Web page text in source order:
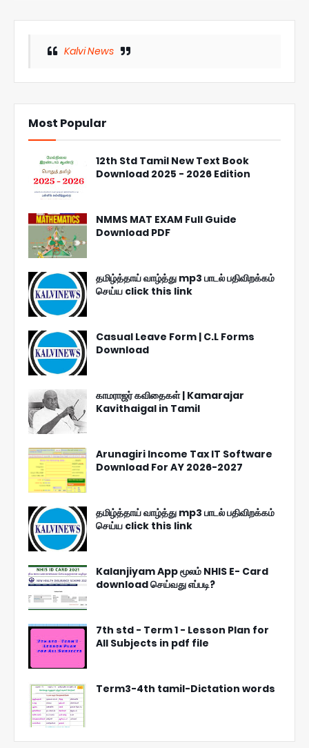
Kalvi News
Most Popular
12th Std Tamil New Text Book
Download 2025 - 2026 Edition
NMMS MAT EXAM Full Guide
Download PDF
தமிழ்த்தாய் வாழ்த்து mp3 பாடல் பதிவிறக்கம்
செய்ய click this link
Casual Leave Form | C.L Forms
Download
காமராஜர் கவிதைகள் | Kamarajar
Kavithaigal in Tamil
Arunagiri Income Tax IT Software
Download For AY 2026-2027
தமிழ்த்தாய் வாழ்த்து mp3 பாடல் பதிவிறக்கம்
செய்ய click this link
Kalanjiyam App மூலம் NHIS E- Card
download செய்வது எப்படி?
7th std - Term 1 - Lesson Plan for
All Subjects in pdf file
Term3-4th tamil-Dictation words